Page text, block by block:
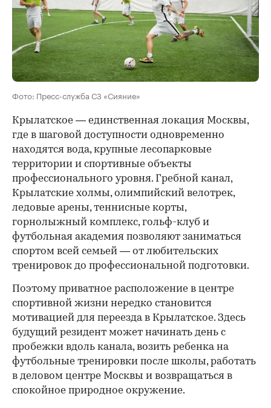
Фото: Пресс-служба СЗ «Сияние»
Крылатское — единственная локация Москвы,
где в шаговой доступности одновременно
находятся вода, крупные лесопарковые
территории и спортивные объекты
профессионального уровня. Гребной канал,
Крылатские холмы, олимпийский велотрек,
ледовые арены, теннисные корты,
горнолыжный комплекс, гольф-клуб и
футбольная академия позволяют заниматься
спортом всей семьей — от любительских
тренировок до профессиональной подготовки.
Поэтому приватное расположение в центре
спортивной жизни нередко становится
мотивацией для переезда в Крылатское. Здесь
будущий резидент может начинать день с
пробежки вдоль канала, возить ребенка на
футбольные тренировки после школы, работать
в деловом центре Москвы и возвращаться в
спокойное природное окружение.